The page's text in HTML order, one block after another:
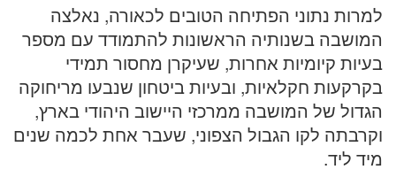
למרות נתוני הפתיחה הטובים לכאורה, נאלצה
המושבה בשנותיה הראשונות להתמודד עם מספר
בעיות קיומיות אחרות, שעיקרן מחסור תמידי
בקרקעות חקלאיות, ובעיות ביטחון שנבעו מריחוקה
הגדול של המושבה ממרכזי היישוב היהודי בארץ,
וקרבתה לקו הגבול הצפוני, שעבר אחת לכמה שנים
מיד ליד.